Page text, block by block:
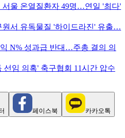
서울 온열질환자 49명…연일 '최다'
원서 유독물질 '하이드라진' 유출…
N% 성과급 반대…주총 결의 의
선임 의혹' 축구협회 11시간 압수
페이스북 카카오톡